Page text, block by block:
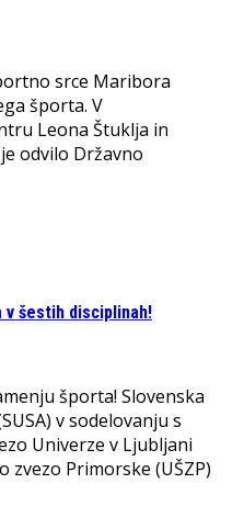
srce Maribora
športa. V
Leona Štuklja in
odvilo Državno
v šestih disciplinah!
športa! Slovenska
v sodelovanju s
Univerze v Ljubljani
zvezo Primorske (UŠZP)